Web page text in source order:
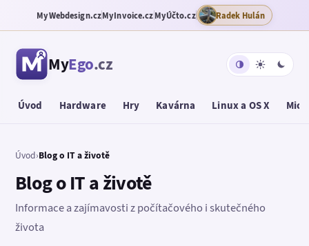
MyWebdesign.czMyInvoice.czMyÚčto.cz Radek Hulán
MyEgo.cz
Úvod Hardware Hry Kavárna Linux a OS X
Úvod›Blog o IT a životě
Blog o IT a životě
Informace a zajímavosti z počítačového i skutečného
života